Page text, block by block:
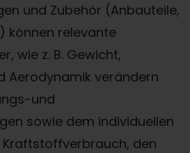
und Zubehör (Anbauteile,
können relevante
wie z. B. Gewicht,
Aerodynamik verändern
und
sowie dem individuellen
den